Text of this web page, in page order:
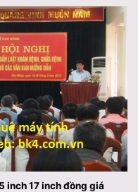
inch 17 inch đồng giá